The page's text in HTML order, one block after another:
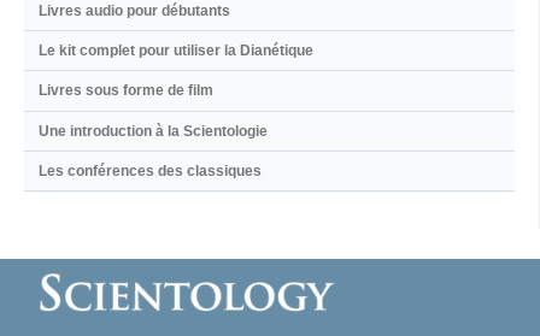
Livres audio pour débutants
Le kit complet pour utiliser la Dianétique
Livres sous forme de film
Une introduction à la Scientologie
Les conférences des classiques